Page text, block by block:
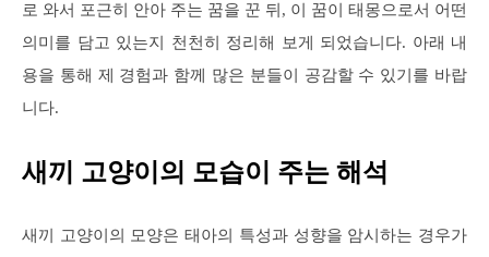
로 와서 포근히 안아 주는 꿈을 꾼 뒤, 이 꿈이 태몽으로서 어떤
의미를 담고 있는지 천천히 정리해 보게 되었습니다. 아래 내
용을 통해 제 경험과 함께 많은 분들이 공감할 수 있기를 바랍
니다.
새끼 고양이의 모습이 주는 해석
새끼 고양이의 모양은 태아의 특성과 성향을 암시하는 경우가